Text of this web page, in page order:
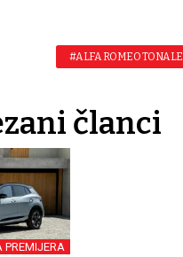
#ALFA ROMEO TONALE
članci
PREMIJERA